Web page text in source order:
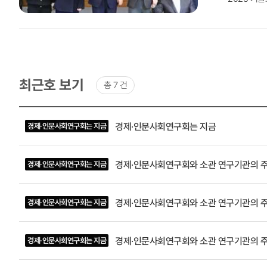
를 강화하
량 개발
제 관련한
력할 계획이다. 04경제·인문사회연구회 이사장-연구기관장 간담회 경제·인문사회연구회(이하 'NRC')는
문성을 확
지원하는
최근호 보기 총 7 건
목록
제목,
작성자
(소속
및
경제·인문사회연구회는 지금 경제·인문사회연구회는 지금
경제·인문사회연구회는 지금 경제·인문사회연구회와 소관 연구기관의
경제·인문사회연구회는 지금 경제·인문사회연구회와 소관 연구기관의
경제·인문사회연구회는 지금 경제·인문사회연구회와 소관 연구기관의